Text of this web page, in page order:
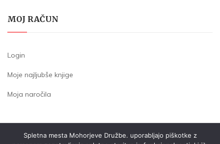
MOJ RAČUN
Login
Moje najljubše knjige
Moja naročila
Spletna mesta Mohorjeve Družbe. uporabljajo piškotke z